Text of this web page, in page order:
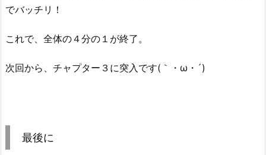
でバッチリ！
これで、全体の４分の１が終了。
次回から、チャプター３に突入です(｀・ω・´)
最後に